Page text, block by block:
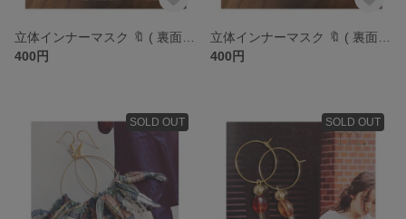
400円
400円
SOLD OUT SOLD OUT